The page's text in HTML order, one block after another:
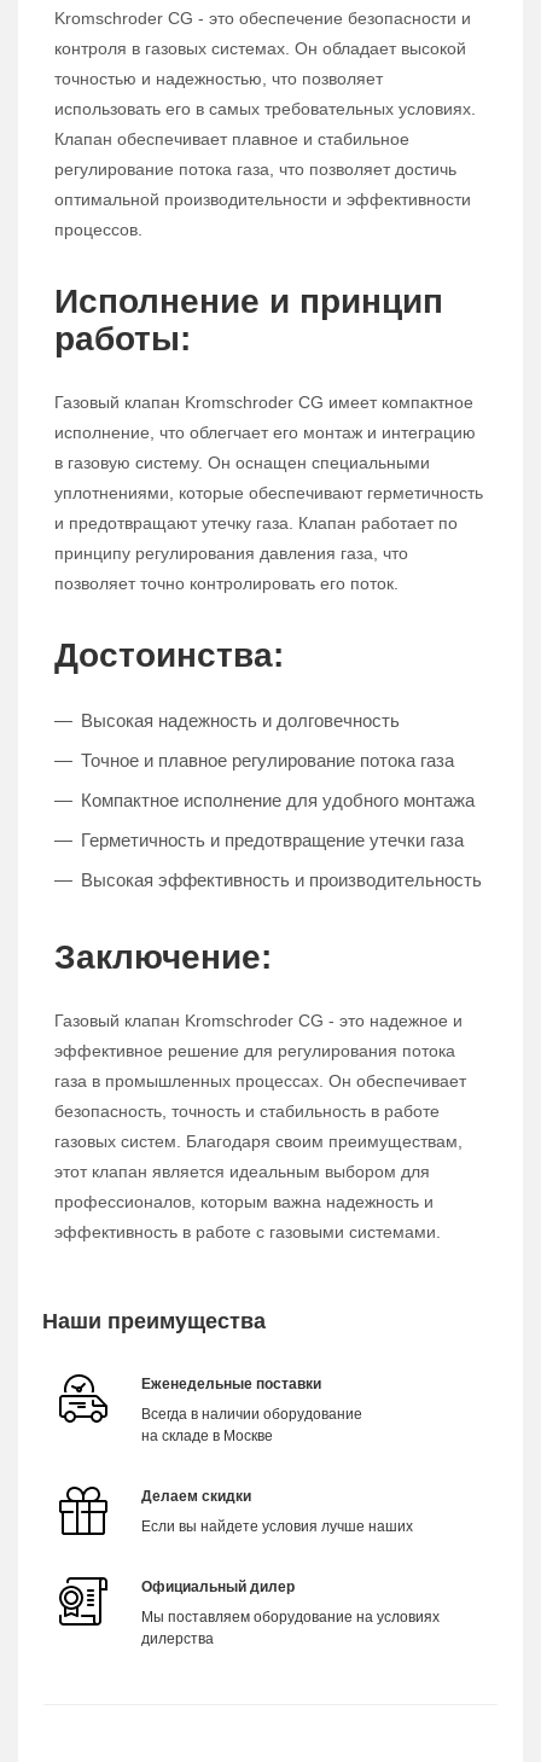
Kromschroder CG - это обеспечение безопасности и
контроля в газовых системах. Он обладает высокой
точностью и надежностью, что позволяет
использовать его в самых требовательных условиях.
Клапан обеспечивает плавное и стабильное
регулирование потока газа, что позволяет достичь
оптимальной производительности и эффективности
процессов.
Исполнение и принцип
работы:
Газовый клапан Kromschroder CG имеет компактное
исполнение, что облегчает его монтаж и интеграцию
в газовую систему. Он оснащен специальными
уплотнениями, которые обеспечивают герметичность
и предотвращают утечку газа. Клапан работает по
принципу регулирования давления газа, что
позволяет точно контролировать его поток.
Достоинства:
Высокая надежность и долговечность
Точное и плавное регулирование потока газа
Компактное исполнение для удобного монтажа
Герметичность и предотвращение утечки газа
Высокая эффективность и производительность
Заключение:
Газовый клапан Kromschroder CG - это надежное и
эффективное решение для регулирования потока
газа в промышленных процессах. Он обеспечивает
безопасность, точность и стабильность в работе
газовых систем. Благодаря своим преимуществам,
этот клапан является идеальным выбором для
профессионалов, которым важна надежность и
эффективность в работе с газовыми системами.
Наши преимущества
Еженедельные поставки
Всегда в наличии оборудование
на складе в Москве
Делаем скидки
Если вы найдете условия лучше наших
Официальный дилер
Мы поставляем оборудование на условиях
дилерства